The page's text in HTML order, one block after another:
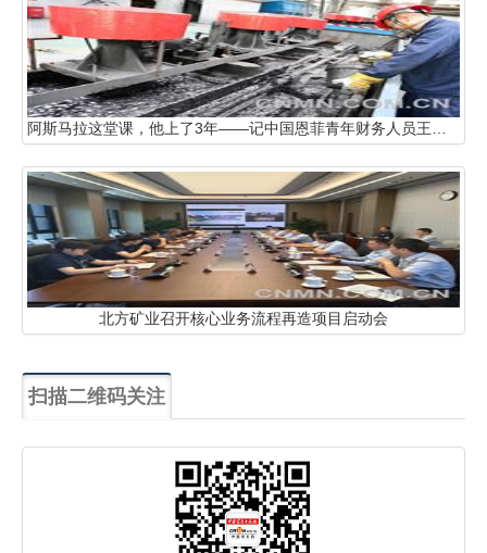
北方矿业召开核心业务流程再造项目启动会
扫描二维码关注